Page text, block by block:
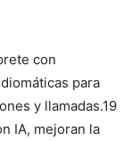
con
para
y llamadas.19
IA, mejoran la